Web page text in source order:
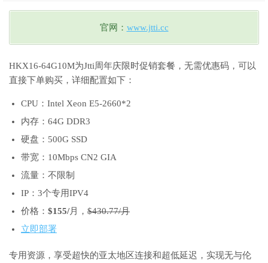
官网： www.jtti.cc
HKX16-64G10M为Jtti周年庆限时促销套餐，无需优惠码，可以
直接下单购买，详细配置如下：
CPU：Intel Xeon E5-2660*2
内存：64G DDR3
硬盘：500G SSD
带宽：10Mbps CN2 GIA
流量：不限制
IP：3个专用IPV4
价格： $155/月， $430.77/月
立即部署
专用资源，享受超快的亚太地区连接和超低延迟，实现无与伦